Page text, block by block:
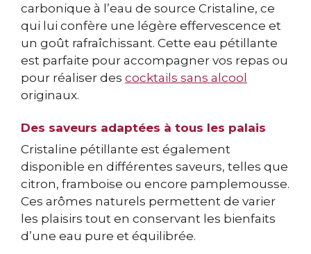
carbonique à l’eau de source Cristaline, ce
qui lui confère une légère effervescence et
un goût rafraîchissant. Cette eau pétillante
est parfaite pour accompagner vos repas ou
pour réaliser des cocktails sans alcool
originaux.
Des saveurs adaptées à tous les palais
Cristaline pétillante est également
disponible en différentes saveurs, telles que
citron, framboise ou encore pamplemousse.
Ces arômes naturels permettent de varier
les plaisirs tout en conservant les bienfaits
d’une eau pure et équilibrée.